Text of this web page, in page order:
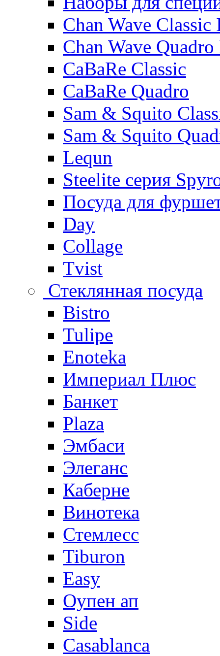
Chan Wave
Chan Wave
CaBaRe Classic
CaBaRe Quadro
Sam & Squito
Sam & Squito
Lequn
Steelite серия
Посуда для
Day
Collage
Tvist
Стеклянная посуда
Bistro
Tulipe
Enoteka
Империал Плюс
Банкет
Plaza
Эмбаси
Элеганс
Каберне
Винотека
Стемлесс
Tiburon
Easy
Оупен ап
Side
Casablanca